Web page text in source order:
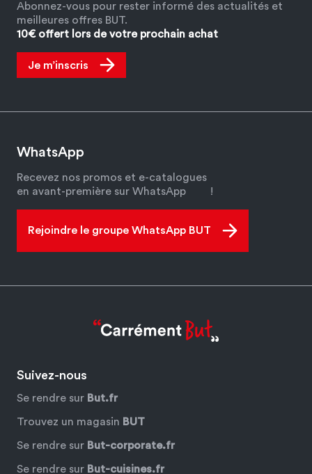
Abonnez-vous pour rester informé des actualités et
meilleures offres BUT.
10€ offert lors de votre prochain achat
Je m’inscris
WhatsApp
Recevez nos promos et e-catalogues
en avant-première sur WhatsApp
!
Rejoindre le groupe WhatsApp BUT
Suivez-nous
Se rendre sur But.fr
Trouvez un magasin BUT
Se rendre sur But-corporate.fr
Se rendre sur But-cuisines.fr